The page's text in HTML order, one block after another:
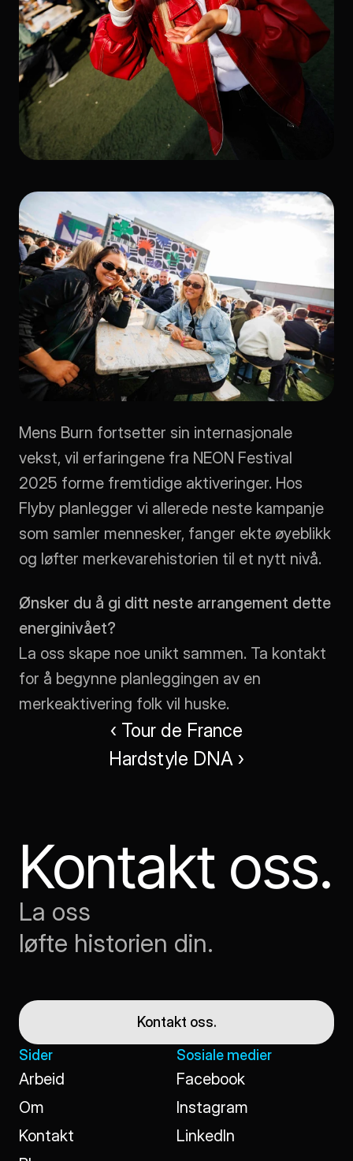
Mens Burn fortsetter sin internasjonale
vekst, vil erfaringene fra NEON Festival
2025 forme fremtidige aktiveringer. Hos
Flyby planlegger vi allerede neste kampanje
som samler mennesker, fanger ekte øyeblikk
og løfter merkevarehistorien til et nytt nivå.
Ønsker du å gi ditt neste arrangement dette
energinivået?
La oss skape noe unikt sammen. Ta kontakt
for å begynne planleggingen av en
merkeaktivering folk vil huske.
‹ Tour de France
Hardstyle DNA ›
Kontakt oss.
La oss
løfte historien din.
Kontakt oss.
Sider
Arbeid
Arbeid
Om
Om
Kontakt
Sosiale medier
Facebook
Facebook
Instagram
Instagram
LinkedIn